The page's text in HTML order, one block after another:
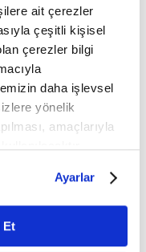
ait çerezler
çeşitli kişisel
çerezler bilgi
daha işlevsel
yönelik
amaçlarıyla
bilgi için
Bilgilendirme
Kanunu uyarınca
Ayarlar
Et
İndirin
MAKALELER